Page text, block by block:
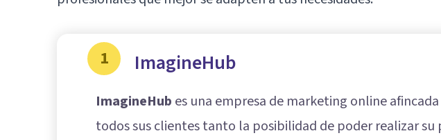
1 ImagineHub
ImagineHub es una empresa de marketing online
todos sus clientes tanto la posibilidad de poder realizar